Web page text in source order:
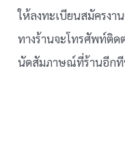
ให้ลงทะเบียนสมัครง
ทางร้านจะโทรศัพท์ติ
นัดสัมภาษณ์ที่ร้านอีกที